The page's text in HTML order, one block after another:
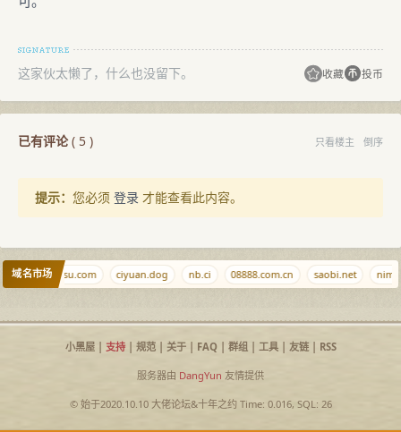
这家伙太懒了，什么也没留下。 收藏 投币
已有评论( 5 ) 只看楼主 倒序
提示： 您必须 登录 才能查看此内容。
域名市场yidaosu.com ciyuan.dog nb.ci 08888.com.cn saobi.net
小黑屋| 支持| 规范| 关于| FAQ| 群组| 工具| 友链| RSS
服务器由 DangYun 友情提供
© 始于2020.10.10 大佬论坛&十年之约Time: 0.016, SQL: 26